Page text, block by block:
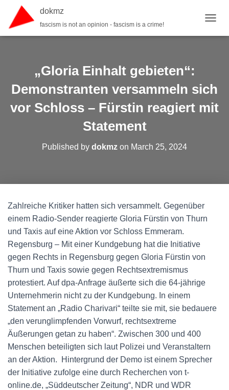
dokmz
fascism is not an opinion - fascism is a crime!
„Gloria Einhalt gebieten“:
Demonstranten versammeln sich
vor Schloss – Fürstin reagiert mit
Statement
Published by dokmz on March 25, 2024
Zahlreiche Kritiker hatten sich versammelt. Gegenüber
einem Radio-Sender reagierte Gloria Fürstin von Thurn
und Taxis auf eine Aktion vor Schloss Emmeram.
Regensburg – Mit einer Kundgebung hat die Initiative
gegen Rechts in Regensburg gegen Gloria Fürstin von
Thurn und Taxis sowie gegen Rechtsextremismus
protestiert. Auf dpa-Anfrage äußerte sich die 64-jährige
Unternehmerin nicht zu der Kundgebung. In einem
Statement an „Radio Charivari“ teilte sie mit, sie bedauere
„den verunglimpfenden Vorwurf, rechtsextreme
Äußerungen getan zu haben“. Zwischen 300 und 400
Menschen beteiligten sich laut Polizei und Veranstaltern
an der Aktion. Hintergrund der Demo ist einem Sprecher
der Initiative zufolge eine durch Recherchen von t-
online.de, „Süddeutscher Zeitung“, NDR und WDR